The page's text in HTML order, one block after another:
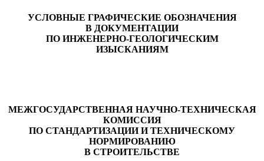
УСЛОВНЫЕ ГРАФИЧЕСКИЕ ОБОЗНАЧЕНИЯ
В ДОКУМЕНТАЦИИ
ПО ИНЖЕНЕРНО-ГЕОЛОГИЧЕСКИМ
ИЗЫСКАНИЯМ
МЕЖГОСУДАРСТВЕННАЯ НАУЧНО-ТЕХНИЧЕСКАЯ
КОМИССИЯ
ПО СТАНДАРТИЗАЦИИ И ТЕХНИЧЕСКОМУ
НОРМИРОВАНИЮ
В СТРОИТЕЛЬСТВЕ